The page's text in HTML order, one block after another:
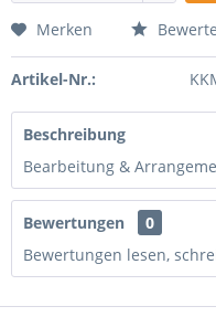
Merken
Artikel-Nr.:
Beschreibung
Bearbeitung &
Bewertungen
0
Bewertungen lesen,